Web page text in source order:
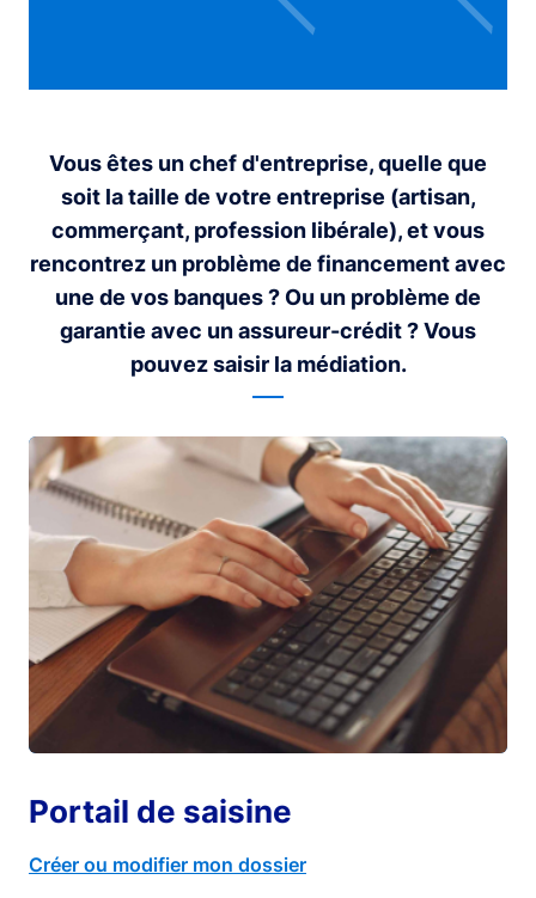
Vous êtes un chef d'entreprise, quelle que
soit la taille de votre entreprise (artisan,
commerçant, profession libérale), et vous
rencontrez un problème de financement avec
une de vos banques ? Ou un problème de
garantie avec un assureur-crédit ? Vous
pouvez saisir la médiation.
Portail de saisine
Créer ou modifier mon dossier